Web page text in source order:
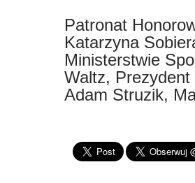
Patronat
Katarzyna
Ministerstwie
Waltz, Prezydent
Adam Struzik,